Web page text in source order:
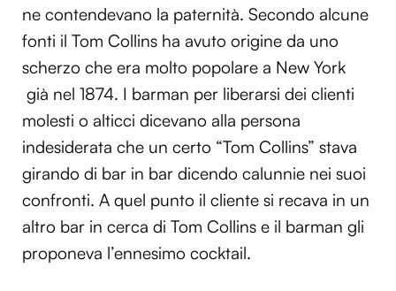
ne contendevano la paternità. Secondo alcune
fonti il Tom Collins ha avuto origine da uno
scherzo che era molto popolare a New York
già nel 1874. I barman per liberarsi dei clienti
molesti o alticci dicevano alla persona
indesiderata che un certo “Tom Collins” stava
girando di bar in bar dicendo calunnie nei suoi
confronti. A quel punto il cliente si recava in un
altro bar in cerca di Tom Collins e il barman gli
proponeva l’ennesimo cocktail.